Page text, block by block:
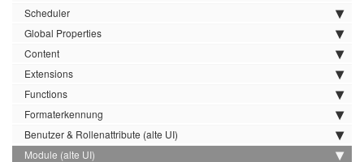
Scheduler
Global Properties
Content
Extensions
Functions
Formaterkennung
Benutzer & Rollenattribute (alte UI)
Module (alte UI)